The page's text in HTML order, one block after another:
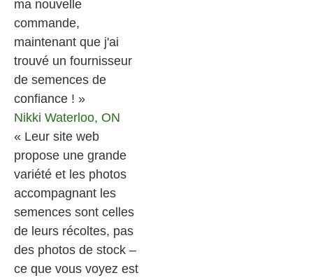
ma nouvelle
commande,
maintenant que j'ai
trouvé un fournisseur
de semences de
confiance ! »
Nikki Waterloo, ON
« Leur site web
propose une grande
variété et les photos
accompagnant les
semences sont celles
de leurs récoltes, pas
des photos de stock –
ce que vous voyez est